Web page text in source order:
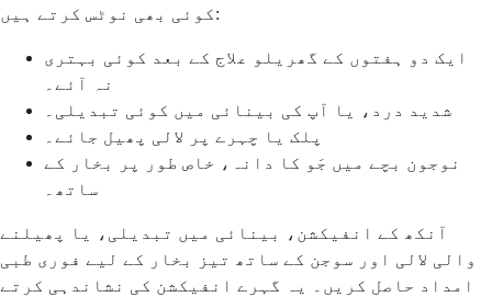
کوئی بھی نوٹس کرتے ہیں:
ایک دو ہفتوں کے گھریلو علاج کے بعد کوئی بہتری
نہ آئے۔
شدید درد، یا آپ کی بینائی میں کوئی تبدیلی۔
پلک یا چہرے پر لالی پھیل جائے۔
نوجون بچے میں جَو کا دانہ، خاص طور پر بخار کے
ساتھ۔
آنکھ کے انفیکشن، بینائی میں تبدیلی، یا پھیلنے
والی لالی اور سوجن کے ساتھ تیز بخار کے لیے فوری طبی
امداد حاصل کریں۔ یہ گہرے انفیکشن کی نشاندہی کرتے